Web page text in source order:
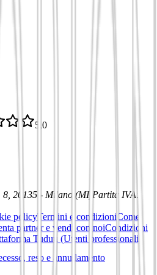
5,0
8, 20135 - Milano (MI) Partita IVA:
policyTermini e condizioni Come
partner e vendi con noiCondizioni
Tuduu (Utenti professionali)
reso e annullamento